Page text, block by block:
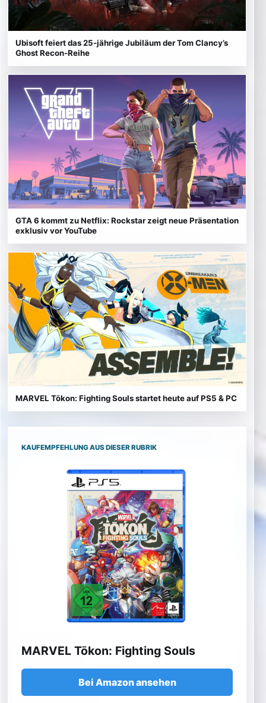
Ubisoft feiert das 25-jährige Jubiläum der Tom Clancy’s
Ghost Recon-Reihe
GTA 6 kommt zu Netflix: Rockstar zeigt neue Präsentation
exklusiv vor YouTube
MARVEL Tōkon: Fighting Souls startet heute auf PS5 & PC
KAUFEMPFEHLUNG AUS DIESER RUBRIK
MARVEL Tōkon: Fighting Souls
Bei Amazon ansehen